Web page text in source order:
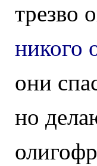
трезво
никого
они
но